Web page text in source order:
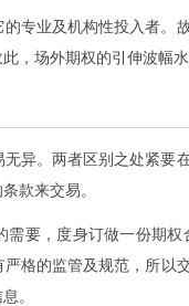
专业及机构性投入者
，场外期权的引伸波幅
异。两者区别之处紧
款来交易。
要，度身订做一份期
格的监管及规范，所
。